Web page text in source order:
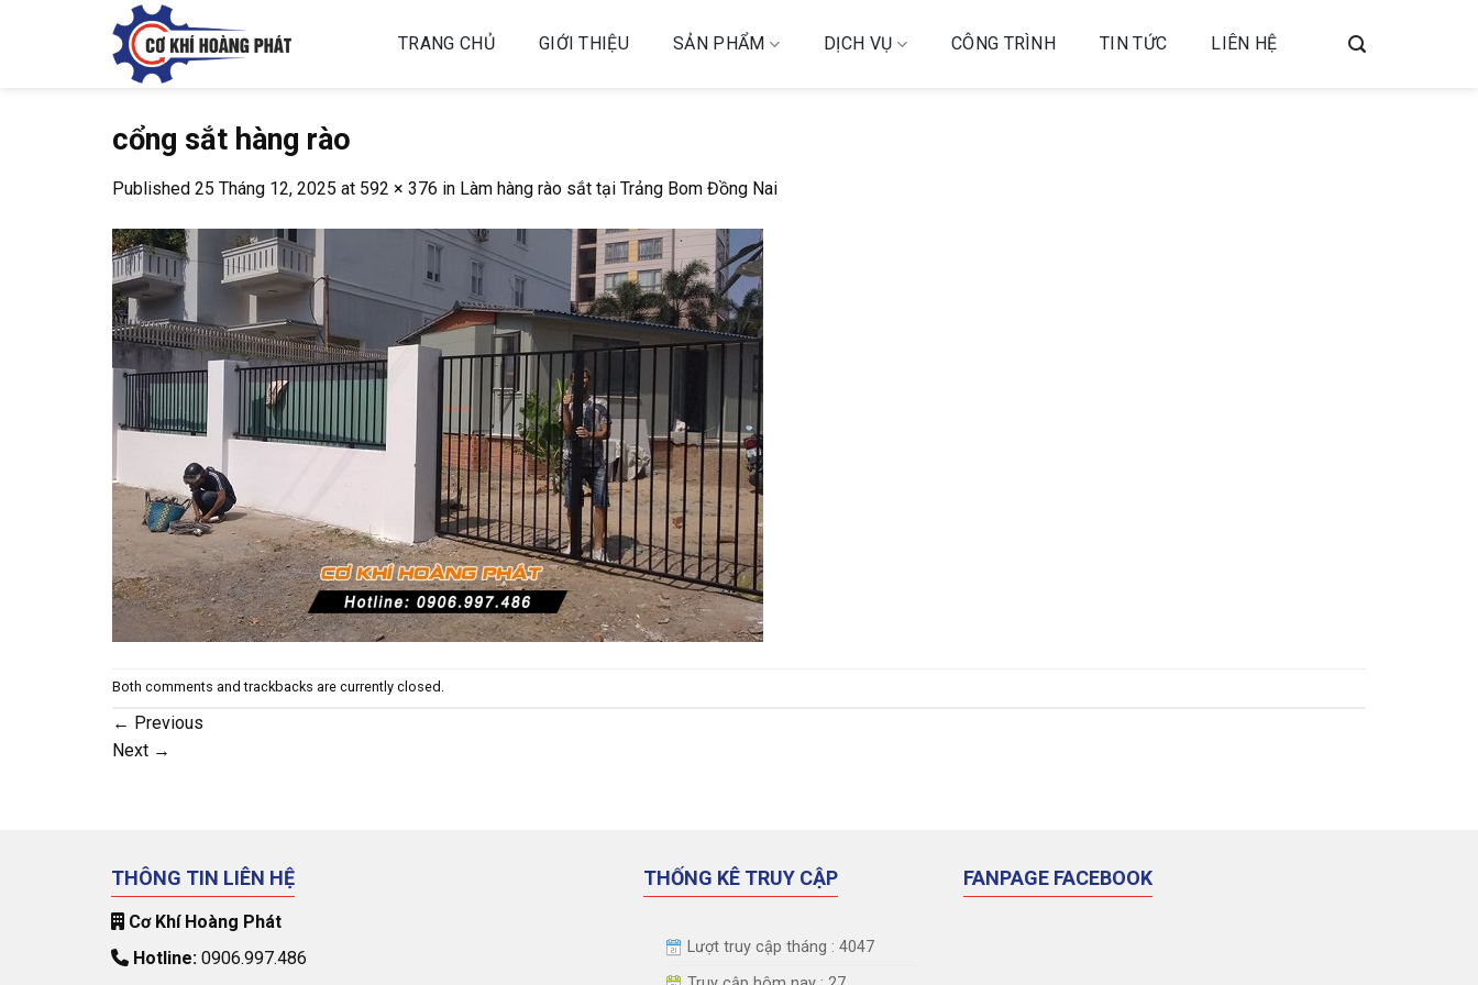
TRANG CHỦ GIỚI THIỆU SẢN PHẨM DỊCH VỤ CÔNG TRÌNH TIN TỨC LIÊN HỆ
cổng sắt hàng rào
Published 25 Tháng 12, 2025 at 592 × 376 in Làm hàng rào sắt tại Trảng Bom Đồng Nai
Both comments and trackbacks are currently closed.
← Previous
Next →
THÔNG TIN LIÊN HỆ
Cơ Khí Hoàng Phát
Hotline:0906.997.486
THỐNG KÊ TRUY CẬP
Lượt truy cập tháng : 4047
FANPAGE FACEBOOK